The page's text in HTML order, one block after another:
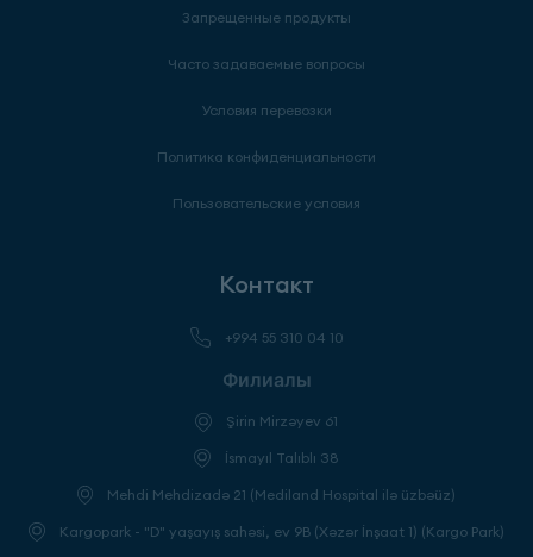
Запрещенные продукты
Часто задаваемые вопросы
Условия перевозки
Политика конфиденциальности
Пользовательские условия
Контакт
+994 55 310 04 10
Филиалы
Şirin Mirzəyev 61
İsmayıl Talıblı 38
Mehdi Mehdizadə 21 (Mediland Hospital ilə üzbəüz)
Kargopark - "D" yaşayış sahəsi, ev 9B (Xəzər İnşaat 1) (Kargo Park)